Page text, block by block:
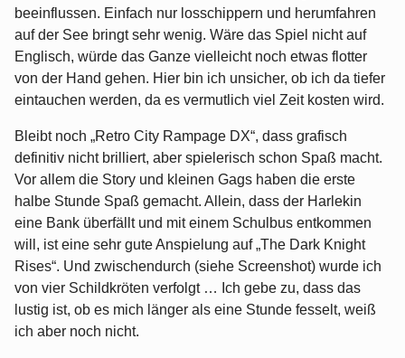
beeinflussen. Einfach nur losschippern und herumfahren
auf der See bringt sehr wenig. Wäre das Spiel nicht auf
Englisch, würde das Ganze vielleicht noch etwas flotter
von der Hand gehen. Hier bin ich unsicher, ob ich da tiefer
eintauchen werden, da es vermutlich viel Zeit kosten wird.
Bleibt noch „Retro City Rampage DX“, dass grafisch
definitiv nicht brilliert, aber spielerisch schon Spaß macht.
Vor allem die Story und kleinen Gags haben die erste
halbe Stunde Spaß gemacht. Allein, dass der Harlekin
eine Bank überfällt und mit einem Schulbus entkommen
will, ist eine sehr gute Anspielung auf „The Dark Knight
Rises“. Und zwischendurch (siehe Screenshot) wurde ich
von vier Schildkröten verfolgt … Ich gebe zu, dass das
lustig ist, ob es mich länger als eine Stunde fesselt, weiß
ich aber noch nicht.